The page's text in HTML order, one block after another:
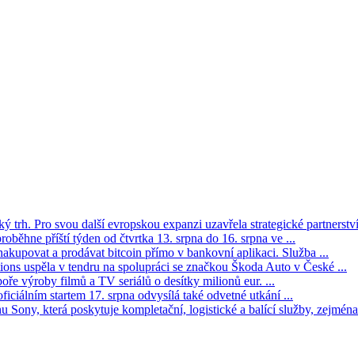
trh. Pro svou další evropskou expanzi uzavřela strategické
příští týden od čtvrtka 13. srpna do 16. srpna ve ...
a prodávat bitcoin přímo v bankovní aplikaci. Služba ...
uspěla v tendru na spolupráci se značkou Škoda Auto v České ...
výroby filmů a TV seriálů o desítky milionů eur. ...
startem 17. srpna odvysílá také odvetné utkání ...
Sony, která poskytuje kompletační, logistické a balící služby,